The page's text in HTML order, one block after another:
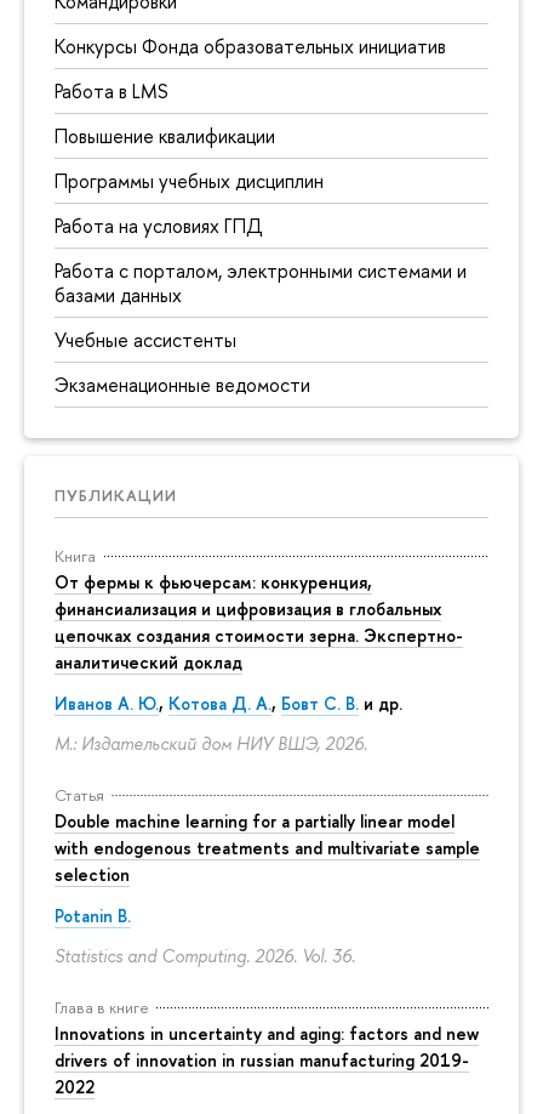
Конкурсы Фонда образовательных инициатив
Работа в LMS
Повышение квалификации
Программы учебных дисциплин
Работа на условиях ГПД
Работа с порталом, электронными системами и
базами данных
Учебные ассистенты
Экзаменационные ведомости
ПУБЛИКАЦИИ
Книга
От фермы к фьючерсам: конкуренция,
финансиализация и цифровизация в глобальных
цепочках создания стоимости зерна. Экспертно-
аналитический доклад
Иванов А. Ю., Котова Д. А., Бовт С. В. и др.
М.: Издательский дом НИУ ВШЭ, 2026.
Статья
Double machine learning for a partially linear model
with endogenous treatments and multivariate sample
selection
Potanin B.
Statistics and Computing. 2026. Vol. 36.
Глава в книге
Innovations in uncertainty and aging: factors and new
drivers of innovation in russian manufacturing 2019-
2022